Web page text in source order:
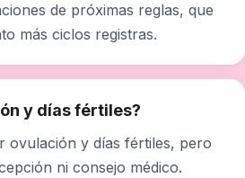
de próximas reglas, que
más ciclos registras.
y días fértiles?
ovulación y días fértiles, pero
ni consejo médico.